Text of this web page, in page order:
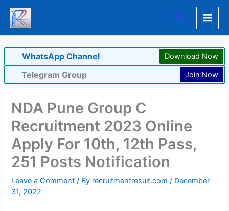
Skip
content
Search
WhatsApp Channel Download Now
Telegram Group Join Now
NDA Pune Group C
Recruitment 2023 Online
Apply For 10th, 12th Pass,
251 Posts Notification
Leave a Comment / By recruitmentresult.com/ December
31, 2022